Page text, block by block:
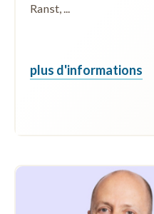
Ranst, ...
plus d'informations